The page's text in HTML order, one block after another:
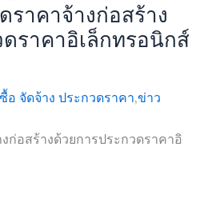
ราคาจ้างก่อสร้าง
ราคาอิเล็กทรอนิกส์
อ จัดจ้าง ประกวดราคา,ข่าว
ก่อสร้างด้วยการประกวดราคาอิ